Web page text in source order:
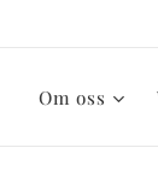
Om oss